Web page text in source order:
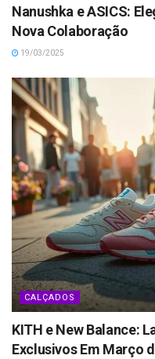
Nanushka e ASICS:
Nova Colaboração
19/03/2025
CALÇADOS
KITH e New Balance:
Exclusivos Em Março